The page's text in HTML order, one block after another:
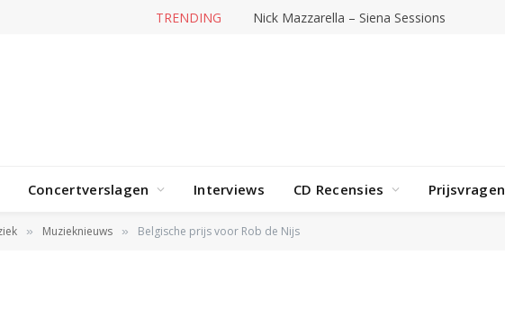
TRENDING Nick Mazzarella – Siena Sessions
Concertverslagen Interviews CD Recensies Prijsvragen
» Muzieknieuws » Belgische prijs voor Rob de Nijs
voor Rob de Nijs